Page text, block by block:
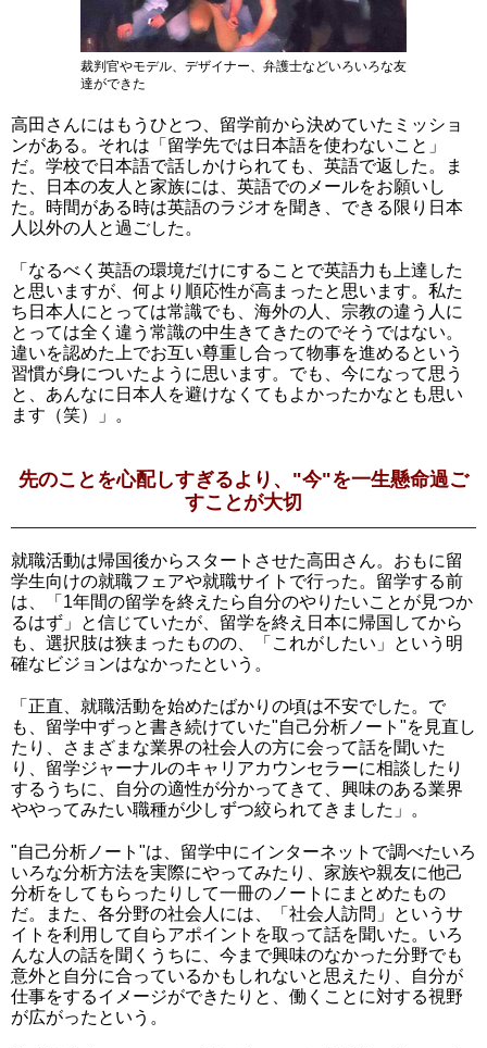
裁判官やモデル、デザイナー、弁護士などいろいろな友
達ができた
高田さんにはもうひとつ、留学前から決めていたミッショ
ンがある。それは「留学先では日本語を使わないこと」
だ。学校で日本語で話しかけられても、英語で返した。ま
た、日本の友人と家族には、英語でのメールをお願いし
た。時間がある時は英語のラジオを聞き、できる限り日本
人以外の人と過ごした。
「なるべく英語の環境だけにすることで英語力も上達した
と思いますが、何より順応性が高まったと思います。私た
ち日本人にとっては常識でも、海外の人、宗教の違う人に
とっては全く違う常識の中生きてきたのでそうではない。
違いを認めた上でお互い尊重し合って物事を進めるという
習慣が身についたように思います。でも、今になって思う
と、あんなに日本人を避けなくてもよかったかなとも思い
ます（笑）」。
先のことを心配しすぎるより、"今"を一生懸命過ご
すことが大切
就職活動は帰国後からスタートさせた高田さん。おもに留
学生向けの就職フェアや就職サイトで行った。留学する前
は、「1年間の留学を終えたら自分のやりたいことが見つか
るはず」と信じていたが、留学を終え日本に帰国してから
も、選択肢は狭まったものの、「これがしたい」という明
確なビジョンはなかったという。
「正直、就職活動を始めたばかりの頃は不安でした。で
も、留学中ずっと書き続けていた"自己分析ノート"を見直し
たり、さまざまな業界の社会人の方に会って話を聞いた
り、留学ジャーナルのキャリアカウンセラーに相談したり
するうちに、自分の適性が分かってきて、興味のある業界
ややってみたい職種が少しずつ絞られてきました」。
"自己分析ノート"は、留学中にインターネットで調べたいろ
いろな分析方法を実際にやってみたり、家族や親友に他己
分析をしてもらったりして一冊のノートにまとめたもの
だ。また、各分野の社会人には、「社会人訪問」というサ
イトを利用して自らアポイントを取って話を聞いた。いろ
んな人の話を聞くうちに、今まで興味のなかった分野でも
意外と自分に合っているかもしれないと思えたり、自分が
仕事をするイメージができたりと、働くことに対する視野
が広がったという。